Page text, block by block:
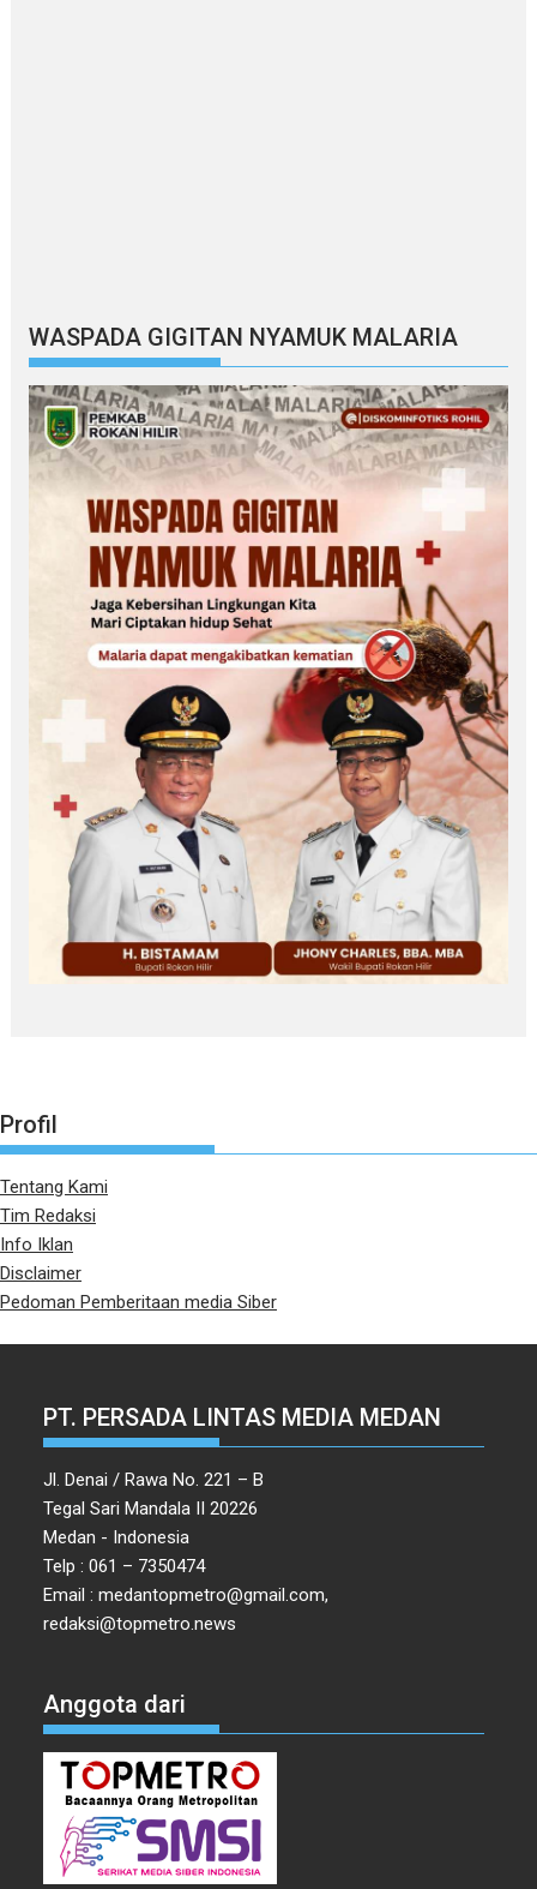
WASPADA GIGITAN NYAMUK MALARIA
Profil
Tentang Kami
Tim Redaksi
Info Iklan
Disclaimer
Pedoman Pemberitaan media Siber
PT. PERSADA LINTAS MEDIA MEDAN
Jl. Denai / Rawa No. 221 – B
Tegal Sari Mandala II 20226
Medan - Indonesia
Telp : 061 – 7350474
Email : medantopmetro@gmail.com,
redaksi@topmetro.news
Anggota dari